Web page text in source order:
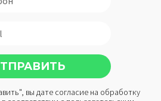
вы дате согласие на обработку